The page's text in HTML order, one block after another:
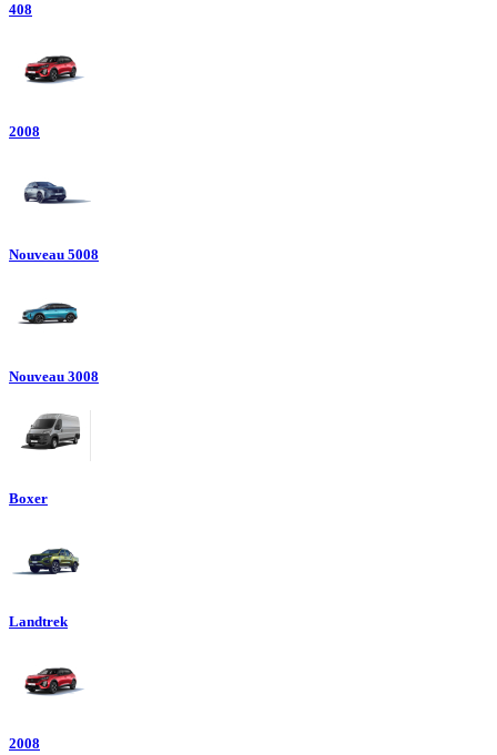
408
2008
Nouveau 5008
Nouveau 3008
Boxer
Landtrek
2008